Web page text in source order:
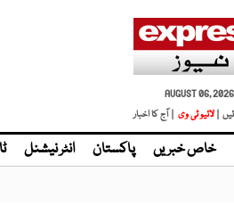
AUGUST 06, 2026
|
| آج کا اخبار
خاص خبریں پاکستان انٹر نیشنل